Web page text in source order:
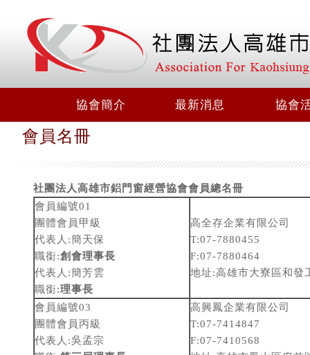
協會簡介 最新消息 協會
會員名冊
社團法人高雄市鋁門窗經營協會會員總名冊
會員編號01
團體會員甲級
代表人:簡天保
職銜:創會理事長
代表人:簡芳雲
職銜:理事長
高全存企業有限公司
T:07-7880455
F:07-7880464
地址:高雄市大寮區和發
會員編號03
團體會員丙級
代表人:吳孟宗
高興鳳企業有限公司
T:07-7414847
F:07-7410568